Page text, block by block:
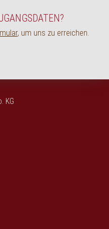
, um uns zu erreichen.
KG